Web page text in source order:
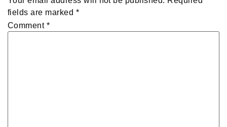
fields are marked *
Comment *